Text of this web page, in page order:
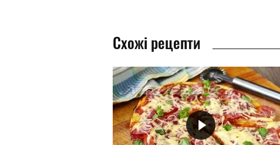
Схожі рецепти